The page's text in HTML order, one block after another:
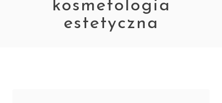
kosmetologia
estetyczna